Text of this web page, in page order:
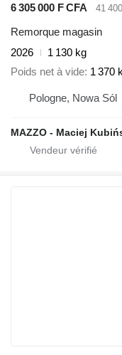
6 305 000 F CFA 41
Remorque magasin
2026
1 130 kg
Poids net à vide 1 370
Pologne, Nowa Sól
MAZZO - Maciej